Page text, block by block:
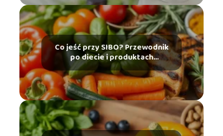
Co jeść przy SIBO? Przewodnik
po diecie i produktach
dozwolonych